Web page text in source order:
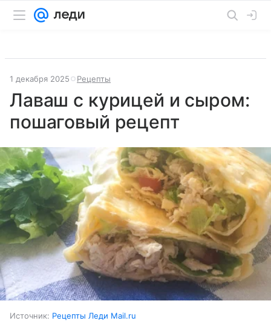
1 декабря 2025 Рецепты
Лаваш с курицей и сыром:
пошаговый рецепт
Источник: Рецепты Леди Mail.ru